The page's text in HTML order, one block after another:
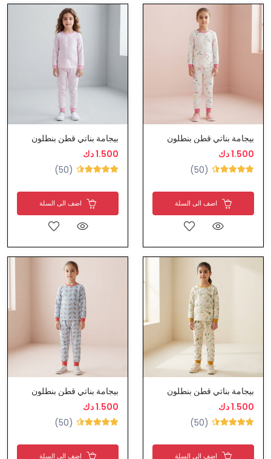
بيجامة بناتي قطن بنطلون
1.500 دك
(50)
اضف الى السلة
بيجامة بناتي قطن بنطلون
1.500 دك
(50)
اضف الى السلة
بيجامة بناتي قطن بنطلون
1.500 دك
(50)
اضف الى السلة
بيجامة بناتي قطن بنطلون
1.500 دك
(50)
اضف الى السلة